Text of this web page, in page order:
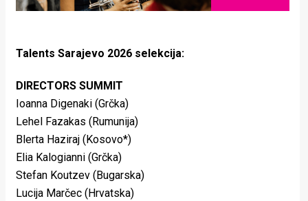
Talents Sarajevo 2026 selekcija:
DIRECTORS SUMMIT
Ioanna Digenaki (Grčka)
Lehel Fazakas (Rumunija)
Blerta Haziraj (Kosovo*)
Elia Kalogianni (Grčka)
Stefan Koutzev (Bugarska)
Lucija Marčec (Hrvatska)